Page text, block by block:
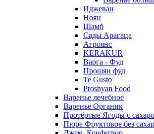
Иджеван
Ноян
Шамб
Сады Арагаца
Агроянс
KERAKUR
Варга - Фуд
Прошян фуд
Te Gusto
Proshyan Food
Варенье лечебное
Варенье Органик
Протёртые Ягоды с
Пюре Фруктовое без